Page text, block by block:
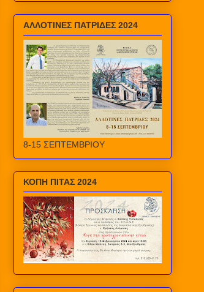
ΑΛΛΟΤΙΝΕΣ ΠΑΤΡΙΔΕΣ 2024
8-15 ΣΕΠΤΕΜΒΡΙΟΥ
ΚΟΠΗ ΠΙΤΑΣ 2024